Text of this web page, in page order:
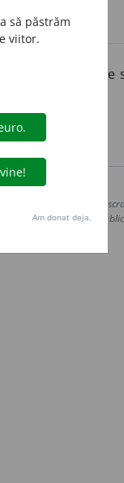
oțel, produce
automată (web
oficial spre utilizare
să păstrăm
viitor.
Am donat deja.